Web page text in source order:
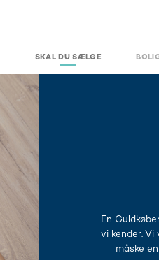
SKAL DU SÆLGE
​En
vi kender. Vi
måske